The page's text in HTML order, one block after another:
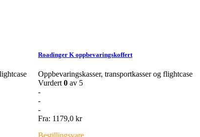
Roadinger K oppbevaringskoffert
Oppbevaringskasser, transportkasser og flightcase
Vurdert 0 av 5
-
-
-
Fra: 1179,0 kr